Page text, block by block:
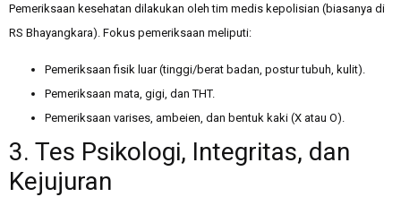
Pemeriksaan kesehatan dilakukan oleh tim medis kepolisian (biasanya di
RS Bhayangkara). Fokus pemeriksaan meliputi:
Pemeriksaan fisik luar (tinggi/berat badan, postur tubuh, kulit).
Pemeriksaan mata, gigi, dan THT.
Pemeriksaan varises, ambeien, dan bentuk kaki (X atau O).
3. Tes Psikologi, Integritas, dan
Kejujuran